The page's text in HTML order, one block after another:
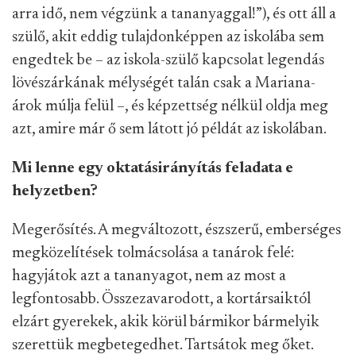
arra idő, nem végzünk a tananyaggal!”), és ott áll a
szülő, akit eddig tulajdonképpen az iskolába sem
engedtek be – az iskola-szülő kapcsolat legendás
lövészárkának mélységét talán csak a Mariana-
árok múlja felül –, és képzettség nélkül oldja meg
azt, amire már ő sem látott jó példát az iskolában.
Mi lenne egy oktatásirányítás feladata e
helyzetben?
Megerősítés. A megváltozott, észszerű, emberséges
megközelítések tolmácsolása a tanárok felé:
hagyjátok azt a tananyagot, nem az most a
legfontosabb. Összezavarodott, a kortársaiktól
elzárt gyerekek, akik körül bármikor bármelyik
szerettük megbetegedhet. Tartsátok meg őket.